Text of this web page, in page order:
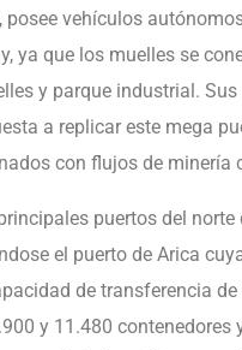
posee vehículos
ya que los muelles se
y parque industrial.
a replicar este mega
con flujos de minería
puertos del
el puerto de Arica
de transferencia
y 11.480